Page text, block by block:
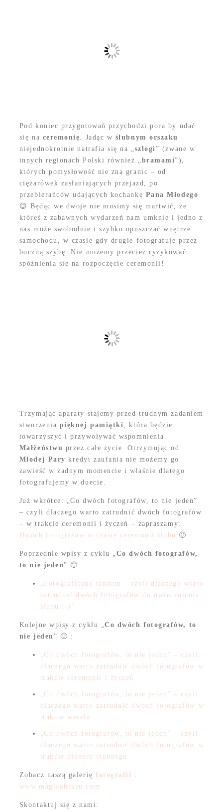
Pod koniec przygotowań przychodzi pora by udać
się na ceremonię. Jadąc w ślubnym orszaku
niejednokrotnie natrafia się na „szlogi” (zwane w
innych regionach Polski również „bramami”),
których pomysłowość nie zna granic – od
ciężarówek zasłaniających przejazd, po
przebierańców udających kochankę Pana Młodego
😉 Będąc we dwoje nie musimy się martwić, że
któreś z zabawnych wydarzeń nam umknie i jedno z
nas może swobodnie i szybko opuszczać wnętrze
samochodu, w czasie gdy drugie fotografuje przez
boczną szybę. Nie możemy przecież ryzykować
spóźnienia się na rozpoczęcie ceremonii!
Trzymając aparaty stajemy przed trudnym zadaniem
stworzenia pięknej pamiątki, która będzie
towarzyszyć i przywoływać wspomnienia
Małżeństwu przez całe życie. Otrzymując od
Młodej Pary kredyt zaufania nie możemy go
zawieść w żadnym momencie i właśnie dlatego
fotografujemy w duecie.
Już wkrótce: „Co dwóch fotografów, to nie jeden”
– czyli dlaczego warto zatrudnić dwóch fotografów
– w trakcie ceremonii i życzeń – zapraszamy:
Dwóch fotografów w czasie ceremonii ślubu 🙂
Poprzednie wpisy z cyklu „Co dwóch fotografów,
to nie jeden” 🙂 :
„Fotograficzny tandem – czyli dlaczego warto
zatrudnić dwóch fotografów do uwiecznienia
ślubu :-)”
Kolejne wpisy z cyklu „Co dwóch fotografów, to
nie jeden” 🙂 :
„Co dwóch fotografów, to nie jeden” – czyli
dlaczego warto zatrudnić dwóch fotografów w
trakcie ceremonii i życzeń
„Co dwóch fotografów, to nie jeden” – czyli
dlaczego warto zatrudnić dwóch fotografów w
trakcie wesela
„Co dwóch fotografów, to nie jeden” – czyli
dlaczego warto zatrudnić dwóch fotografów w
trakcie pleneru ślubnego
Zobacz naszą galerięfotografii :
www.magiaobrazu.com
Skontaktuj się z nami: